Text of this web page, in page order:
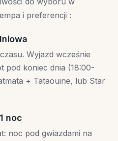
i preferencji :
Wyjazd wcześnie
pod koniec dnia (18:00-
+ Tataouine, lub Star
noc
noc pod gwiazdami na